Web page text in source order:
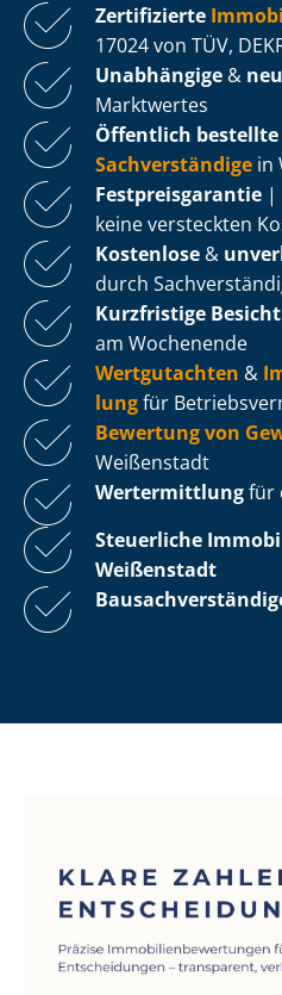
Zertifizierte
17024 von TÜV,
Unabhängige &
Marktwertes
Öffentlich
Sachverständige in
Fest­preis­ga­ran­tie |
keine versteckten
Kostenlose &
durch
Kurzfristige
am Wochenende
Wertgutachten &
lungfür
Bewertung von
Weißenstadt
Wertermittlungfür
Steuerliche
Weißenstadt